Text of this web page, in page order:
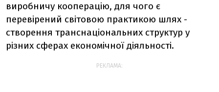
виробничу кооперацію, для чого є
перевірений світовою практикою шлях -
створення транснаціональних структур у
різних сферах економічної діяльності.
РЕКЛАМА: